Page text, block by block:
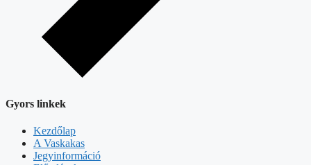
Gyors linkek
Kezdőlap
A Vaskakas
Jegyinformáció